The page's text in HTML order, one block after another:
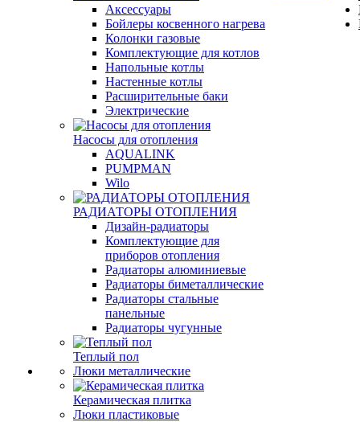
Аксессуары
Бойлеры косвенного нагрева
Колонки газовые
Комплектующие для котлов
Напольные котлы
Настенные котлы
Расширительные баки
Электрические
Насосы для отопления
AQUALINK
PUMPMAN
Wilo
РАДИАТОРЫ ОТОПЛЕНИЯ
Дизайн-радиаторы
Комплектующие для
приборов отопления
Радиаторы алюминиевые
Радиаторы биметаллические
Радиаторы стальные
панельные
Радиаторы чугунные
Теплый пол
Люки металлические
Керамическая плитка
Люки пластиковые